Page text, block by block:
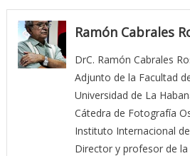
Ramón Cabrales
DrC. Ramón Cabrales
Adjunto de la Facultad
Universidad de La
Cátedra de Fotografía
Instituto Internacional
Director y profesor de la